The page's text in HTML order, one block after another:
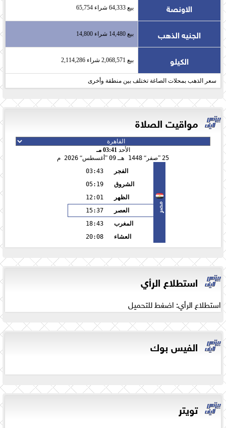
الاونصة بيع 64,333 شراء 65,754
الجنيه الذهب بيع 14,480 شراء 14,800
الكيلو بيع 2,068,571 شراء 2,114,286
سعر الذهب بمحلات الصاغة تختلف بين منطقة وأخرى
مواقيت الصلاة
الأحد 03:41 مـ
25
صفر 1448 هـ 09 أغسطس 2026 م
مصر
الفجر
03:43
الشروق
05:19
الظهر
12:01
العصر
15:37
المغرب
18:43
العشاء
20:08
استطلاع الرأي
استطلاع الرأي: اضغط للتحميل
الفيس بوك
تويتر